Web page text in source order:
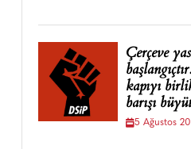
Çerçeve
kapıyı
barışı
5 Ağustos